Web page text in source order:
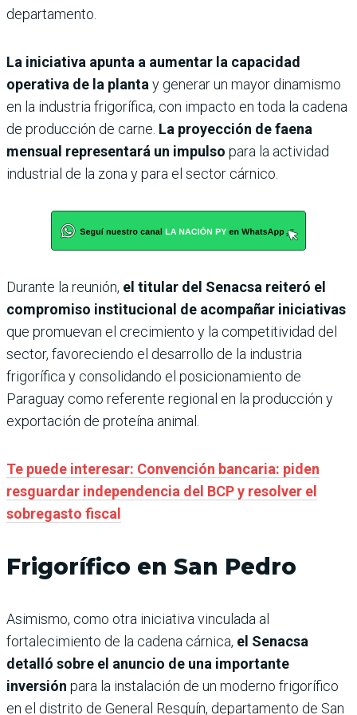
departamento.
La iniciativa apunta a aumentar la capacidad
operativa de la planta y generar un mayor dinamismo
en la industria frigorífica, con impacto en toda la cadena
de producción de carne. La proyección de faena
mensual representará un impulso para la actividad
industrial de la zona y para el sector cárnico.
Durante la reunión, el titular del Senacsa reiteró el
compromiso institucional de acompañar iniciativas
que promuevan el crecimiento y la competitividad del
sector, favoreciendo el desarrollo de la industria
frigorífica y consolidando el posicionamiento de
Paraguay como referente regional en la producción y
exportación de proteína animal.
Te puede interesar: Convención bancaria: piden
resguardar independencia del BCP y resolver el
sobregasto fiscal
Frigorífico en San Pedro
Asimismo, como otra iniciativa vinculada al
fortalecimiento de la cadena cárnica, el Senacsa
detalló sobre el anuncio de una importante
inversión para la instalación de un moderno frigorífico
en el distrito de General Resquín, departamento de San